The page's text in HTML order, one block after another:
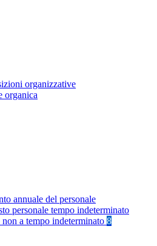
organizzative
organica
annuale del personale
personale tempo indeterminato
non a tempo indeterminato 8